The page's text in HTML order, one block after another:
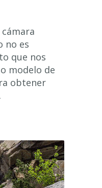
no es
que nos
modelo de
obtener